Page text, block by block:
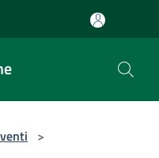
>